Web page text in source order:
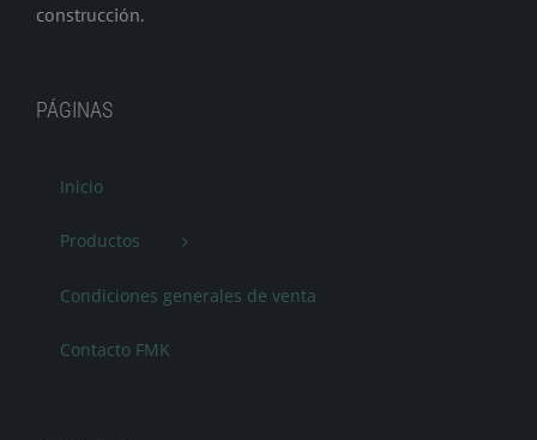
construcción.
PÁGINAS
Inicio
Productos
Condiciones generales de venta
Contacto FMK